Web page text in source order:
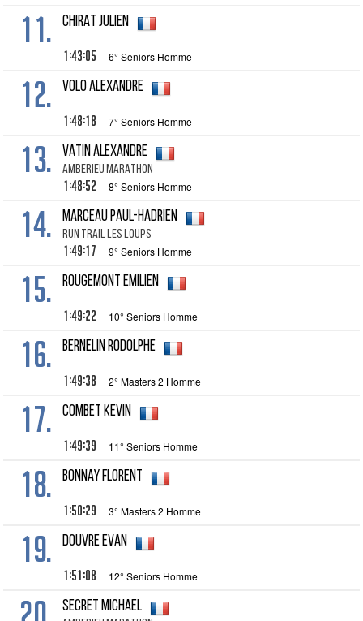
11. CHIRAT Julien
1:43:05 6° Seniors Homme
12. VOLO Alexandre
1:48:18 7° Seniors Homme
13. VATIN Alexandre
AMBERIEU MARATHON
1:48:52 8° Seniors Homme
14. MARCEAU Paul-Hadrien
RUN TRAIL LES LOUPS
1:49:17 9° Seniors Homme
15. ROUGEMONT Emilien
1:49:22 10° Seniors Homme
16. BERNELIN Rodolphe
1:49:38 2° Masters 2 Homme
17. COMBET Kevin
1:49:39 11° Seniors Homme
18. BONNAY Florent
1:50:29 3° Masters 2 Homme
19. DOUVRE Evan
1:51:08 12° Seniors Homme
SECRET Michael